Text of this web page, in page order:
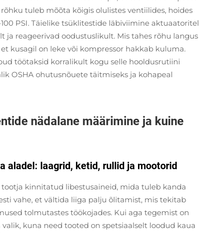
tuleb mõõta kõigis olulistes ventiilides, hoides
PSI. Täielike tsüklitestide läbiviimine aktuaatoritel
ja reageerivad oodustuslikult. Mis tahes rõhu langus
kusagil on leke või kompressor hakkab kuluma.
töötaksid korralikult kogu selle hooldusrutiini
OSHA ohutusnõuete täitmiseks ja kohapeal
nädalane määrimine ja kuine
aladel: laagrid, ketid, rullid ja mootorid
kinnitatud libestusaineid, mida tuleb kanda
vahe, et vältida liiga palju õlitamist, mis tekitab
tolmutastes töökojades. Kui aga tegemist on
kuna need tooted on spetsiaalselt loodud kaua